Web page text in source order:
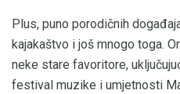
Plus, puno porodičnih
kajakaštvo i još mnogo toga.
neke stare favoritore,
festival muzike i umjetnosti